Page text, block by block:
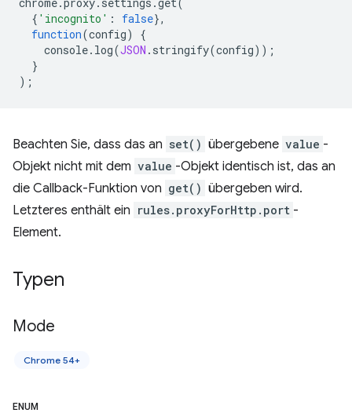
{ 'incognito' : false},
function(config)
{
console. log(JSON . stringify(config));
}
);
Beachten Sie, dass das an set() übergebene value -
Objekt nicht mit dem value -Objekt identisch ist, das an
die Callback-Funktion von get() übergeben wird.
Letzteres enthält ein rules.proxyForHttp.port -
Element.
Typen
Mode
Chrome 54+
ENUM